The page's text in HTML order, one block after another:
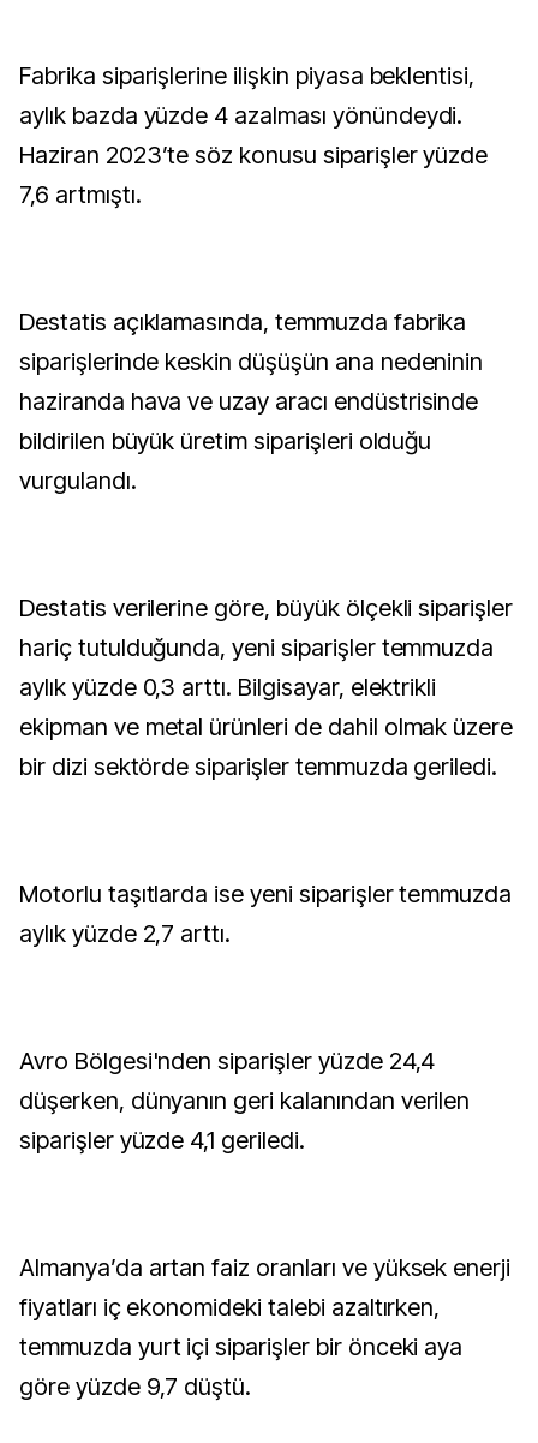
Fabrika siparişlerine ilişkin piyasa beklentisi,
aylık bazda yüzde 4 azalması yönündeydi.
Haziran 2023’te söz konusu siparişler yüzde
7,6 artmıştı.
Destatis açıklamasında, temmuzda fabrika
siparişlerinde keskin düşüşün ana nedeninin
haziranda hava ve uzay aracı endüstrisinde
bildirilen büyük üretim siparişleri olduğu
vurgulandı.
Destatis verilerine göre, büyük ölçekli siparişler
hariç tutulduğunda, yeni siparişler temmuzda
aylık yüzde 0,3 arttı. Bilgisayar, elektrikli
ekipman ve metal ürünleri de dahil olmak üzere
bir dizi sektörde siparişler temmuzda geriledi.
Motorlu taşıtlarda ise yeni siparişler temmuzda
aylık yüzde 2,7 arttı.
Avro Bölgesi'nden siparişler yüzde 24,4
düşerken, dünyanın geri kalanından verilen
siparişler yüzde 4,1 geriledi.
Almanya’da artan faiz oranları ve yüksek enerji
fiyatları iç ekonomideki talebi azaltırken,
temmuzda yurt içi siparişler bir önceki aya
göre yüzde 9,7 düştü.